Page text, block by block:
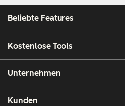
Beliebte Features
Kostenlose Tools
Unternehmen
Kunden